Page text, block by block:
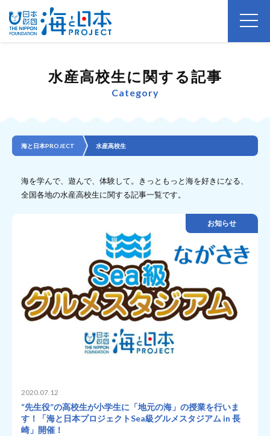
水産高校生に関する記事
Category
海と日本PROJECT 水産高校生
海を学んで、遊んで、体験して。きっともっと海を好きになる、
全国各地の水産高校生に関する記事一覧です。
お知らせ
2020.07.12
“先生役”の高校生が小学生に「地元の海」の授業を行いま
す！「海と日本プロジェクトSea級グルメスタジアム in 長
崎」開催！